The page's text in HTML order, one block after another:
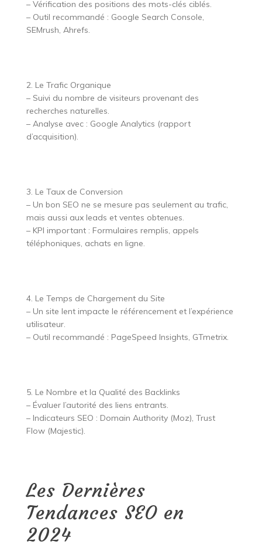
– Vérification des positions des mots-clés ciblés.
– Outil recommandé : Google Search Console,
SEMrush, Ahrefs.
2. Le Trafic Organique
– Suivi du nombre de visiteurs provenant des
recherches naturelles.
– Analyse avec : Google Analytics (rapport
d’acquisition).
3. Le Taux de Conversion
– Un bon SEO ne se mesure pas seulement au trafic,
mais aussi aux leads et ventes obtenues.
– KPI important : Formulaires remplis, appels
téléphoniques, achats en ligne.
4. Le Temps de Chargement du Site
– Un site lent impacte le référencement et l’expérience
utilisateur.
– Outil recommandé : PageSpeed Insights, GTmetrix.
5. Le Nombre et la Qualité des Backlinks
– Évaluer l’autorité des liens entrants.
– Indicateurs SEO : Domain Authority (Moz), Trust
Flow (Majestic).
Les Dernières
Tendances SEO en
2024